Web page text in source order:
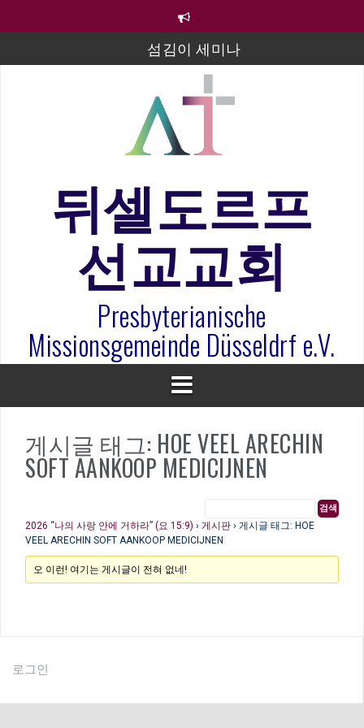
섬김이 세미나
김태희 자매 졸업연주
2023년 어린이 주일 유초등부 발표
라합3 나라 봉헌송
은퇴사-우선화 권사
20260322 주안에 가만히 머물기(요한복음 15:1-17) 손
훈목사
뒤셀도르프
선교교회
Presbyterianische
Missionsgemeinde Düsseldrf e.V.
게시글 태그: HOE VEEL ARECHIN
SOFT AANKOOP MEDICIJNEN
2026 “나의 사랑 안에 거하라” (요 15:9) › 게시판 › 게시글 태그: HOE
VEEL ARECHIN SOFT AANKOOP MEDICIJNEN
오 이런! 여기는 게시글이 전혀 없네!
로그인